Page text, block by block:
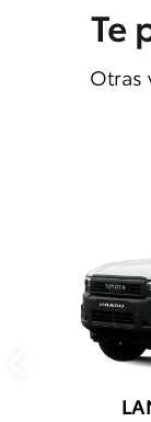
Te
Otras